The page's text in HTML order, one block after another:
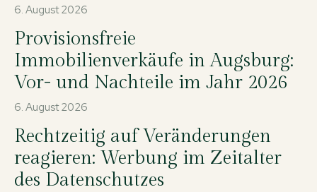
6. August 2026
Provisionsfreie
Immobilienverkäufe in Augsburg:
Vor- und Nachteile im Jahr 2026
6. August 2026
Rechtzeitig auf Veränderungen
reagieren: Werbung im Zeitalter
des Datenschutzes